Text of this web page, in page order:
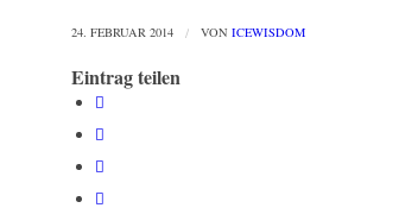
24. FEBRUAR 2014 / VON ICEWISDOM
Eintrag teilen